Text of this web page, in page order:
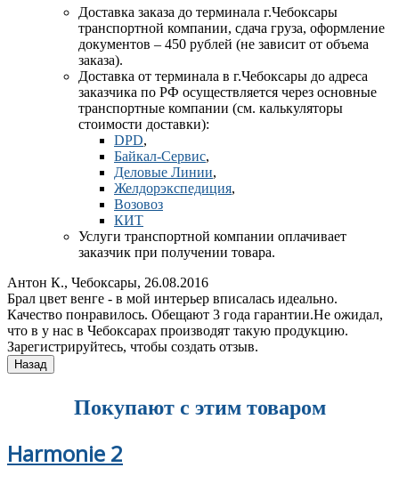
Доставка заказа до терминала г.Чебоксары
транспортной компании, сдача груза, оформление
документов – 450 рублей (не зависит от объема
заказа).
Доставка от терминала в г.Чебоксары до адреса
заказчика по РФ осуществляется через основные
транспортные компании (см. калькуляторы
стоимости доставки):
DPD,
Байкал-Сервис,
Деловые Линии,
Желдорэкспедиция,
Возовоз
КИТ
Услуги транспортной компании оплачивает
заказчик при получении товара.
Антон К., Чебоксары, 26.08.2016
Брал цвет венге - в мой интерьер вписалась идеально.
Качество понравилось. Обещают 3 года гарантии.Не ожидал,
что в у нас в Чебоксарах производят такую продукцию.
Зарегистрируйтесь, чтобы создать отзыв.
Покупают с этим товаром
Harmonie 2